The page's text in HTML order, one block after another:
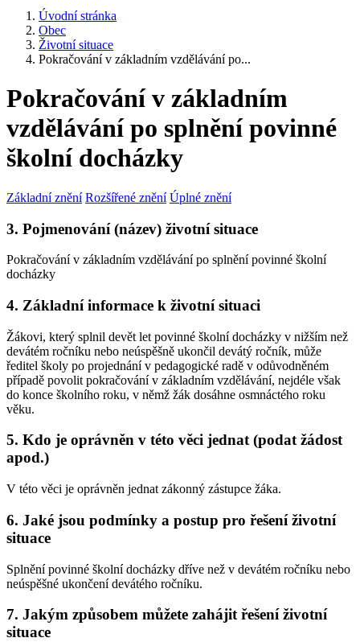
Úvodní stránka
Obec
Životní situace
Pokračování v základním vzdělávání po...
Pokračování v základním
vzdělávání po splnění povinné
školní docházky
Základní znění Rozšířené znění Úplné znění
3. Pojmenování (název) životní situace
Pokračování v základním vzdělávání po splnění povinné školní
docházky
4. Základní informace k životní situaci
Žákovi, který splnil devět let povinné školní docházky v nižším než
devátém ročníku nebo neúspěšně ukončil devátý ročník, může
ředitel školy po projednání v pedagogické radě v odůvodněném
případě povolit pokračování v základním vzdělávání, nejdéle však
do konce školního roku, v němž žák dosáhne osmnáctého roku
věku.
5. Kdo je oprávněn v této věci jednat (podat žádost
apod.)
V této věci je oprávněn jednat zákonný zástupce žáka.
6. Jaké jsou podmínky a postup pro řešení životní
situace
Splnění povinné školní docházky dříve než v devátém ročníku nebo
neúspěšné ukončení devátého ročníku.
7. Jakým způsobem můžete zahájit řešení životní
situace